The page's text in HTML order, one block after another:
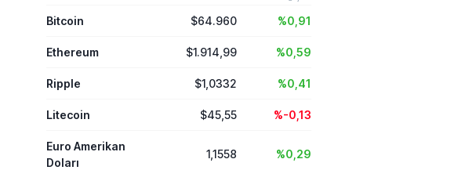
veriler arasında yüksek tutarlı
distribütörlük anlaşmaları ve
üretim kapasitesini artıran tesis
Bitcoin $64.960 %0,91
Ethereum $1.914,99 %0,59
Ripple $1,0332 %0,41
Litecoin $45,55 %-0,13
Euro Amerikan
Doları
1,1558 %0,29